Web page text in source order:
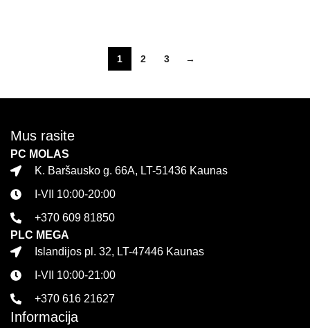
1 2 3 →
Mus rasite
PC MOLAS
K. Baršausko g. 66A, LT-51436 Kaunas
I-VII 10:00-20:00
+370 609 81850
PLC MEGA
Islandijos pl. 32, LT-47446 Kaunas
I-VII 10:00-21:00
+370 616 21627
Informacija